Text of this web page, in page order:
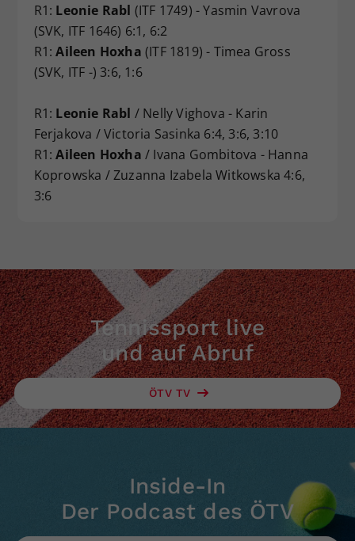
R1: Leonie Rabl (ITF 1749) - Yasmin Vavrova
(SVK, ITF 1646) 6:1, 6:2
R1:Aileen Hoxha (ITF 1819) - Timea Gross
(SVK, ITF -) 3:6, 1:6
R1: Leonie Rabl / Nelly Vighova - Karin
Ferjakova / Victoria Sasinka 6:4, 3:6, 3:10
R1:Aileen Hoxha / Ivana Gombitova - Hanna
Koprowska / Zuzanna Izabela Witkowska 4:6,
3:6
Tennissport live
und auf Abruf
ÖTV TV
Inside-In
Der Podcast des ÖTV